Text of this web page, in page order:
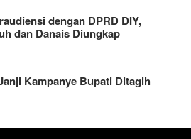
dengan DPRD DIY,
dan Danais Diungkap
Kampanye Bupati Ditagih